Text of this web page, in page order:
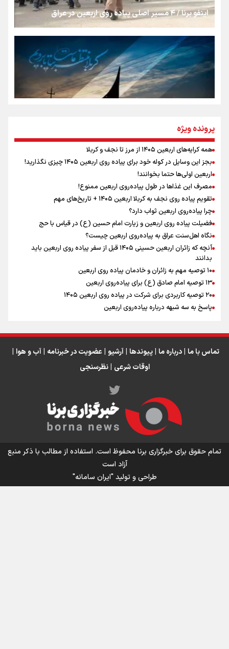
تهران رفتند»
سه حسرتی که به دلم ماند
مومنِ مقتدرِ مظلوم
رابطه کارگر و کارفرما در اندیشه رهبر شهید: از تضاد به
زوجیت
اقتدار علمی و استقلال ملی؛ میراث رهبر شهید که با خون
ماندگار شد
اینفو برنا / ۴ مسیر اصلی پیاده روی اربعین در عراق
اینفو برنا / توصیه‌هایی طلایی برای پیاده روی اربعین
اینفو برنا / جدول کامل فاصله مرز شلمچه تا شهرهای زیارتی
عراق
اینفو برنا/ میزان مالیات بر ارزش افزوده چقدر است؟
پرونده ویژه
همه کرایه‌های اربعین ۱۴۰۵ از مرز تا نجف و کربلا
بجز این وسایل در کوله خود برای پیاده روی اربعین ۱۴۰۵ چیزی نگذارید!
اربعین اولی‌ها حتما بخوانند!
مصرف این غذاها در طول پیاده‌روی اربعین ممنوع!
تقویم پیاده روی نجف به کربلا اربعین ۱۴۰۵ + تاریخ‌های مهم
چرا پیاده‌روی اربعین ثواب دارد؟
فضیلت پیاده روی اربعین و زیارت امام حسین (ع) در قیاس با حج
نگاه اهل‌سنت عراق به پیاده‌روی اربعین چیست؟
آنچه که زائران اربعین حسینی ۱۴۰۵ قبل از سفر پیاده روی اربعین باید
بدانند
۱۰ توصیه مهم به زائران و خادمان پیاده روی اربعین
۱۳ توصیه امام صادق (ع) برای پیاده‌روی اربعین
۲۰ توصیه کاربردی برای شرکت در پیاده روی اربعین ۱۴۰۵
پاسخ به سه‌ شبهه درباره پیاده‌روی اربعین
تماس با ما | درباره ما | پیوندها | آرشیو | عضویت در خبرنامه | آب و هوا |
اوقات شرعی | نظرسنجی
تمام حقوق برای خبرگزاری برنا محفوظ است. استفاده از مطالب با ذکر منبع
آزاد است
طراحی و تولید"ایران سامانه"